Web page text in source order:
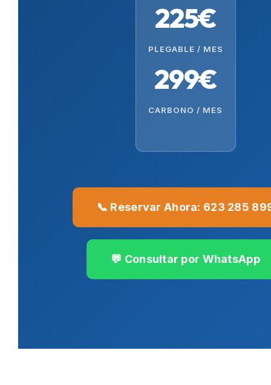
225€
PLEGABLE / MES
299€
CARBONO / MES
📞 Reservar Ahora: 623 285
💬 Consultar por WhatsApp